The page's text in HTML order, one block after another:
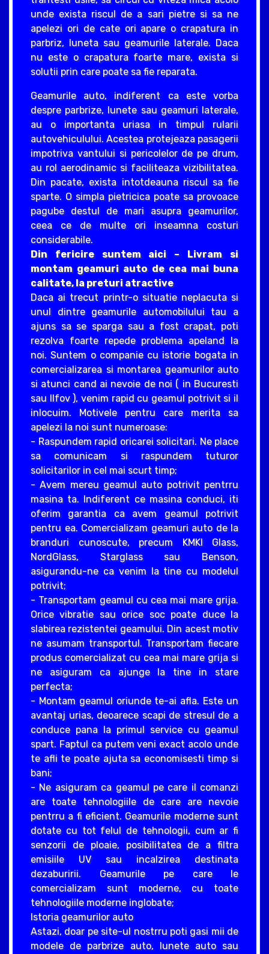
unde exista riscul de a sari pietre si sa ne
apelezi ori de cate ori apare o crapatura in
parbriz, luneta sau geamurile laterale. Daca
nu este o crapatura foarte mare, exista si
solutii prin care poate sa fie reparata.
Geamurile auto, indiferent ca este vorba
despre parbrize, lunete sau geamuri laterale,
au o importanta uriasa in timpul rularii
autovehiculului. Acestea protejeaza pasagerii
impotriva vantului si pericolelor de pe drum,
au rol aerodinamic si faciliteaza vizibilitatea.
Din pacate, exista intotdeauna riscul sa fie
sparte. O simpla pietricica poate sa provoace
pagube destul de mari asupra geamurilor,
ceea ce de multe ori inseamna costuri
considerabile.
Din fericire suntem aici – Livram si
montam geamuri auto de cea mai buna
calitate, la preturi atractive
Daca ai trecut printr-o situatie neplacuta si
unul dintre geamurile automobilului tau a
ajuns sa se sparga sau a fost crapat, poti
rezolva foarte repede problema apeland la
noi. Suntem o companie cu istorie bogata in
comercializarea si montarea geamurilor auto
si atunci cand ai nevoie de noi ( in Bucuresti
sau Ilfov ), venim rapid cu geamul potrivit si il
inlocuim. Motivele pentru care merita sa
apelezi la noi sunt numeroase:
- Raspundem rapid oricarei solicitari. Ne place
sa comunicam si raspundem tuturor
solicitarilor in cel mai scurt timp;
- Avem mereu geamul auto potrivit pentrru
masina ta. Indiferent ce masina conduci, iti
oferim garantia ca avem geamul potrivit
pentru ea. Comercializam geamuri auto de la
branduri cunoscute, precum KMKI Glass,
NordGlass, Starglass sau Benson,
asigurandu-ne ca venim la tine cu modelul
potrivit;
- Transportam geamul cu cea mai mare grija.
Orice vibratie sau orice soc poate duce la
slabirea rezistentei geamului. Din acest motiv
ne asumam transportul. Transportam fiecare
produs comercializat cu cea mai mare grija si
ne asiguram ca ajunge la tine in stare
perfecta;
- Montam geamul oriunde te-ai afla. Este un
avantaj urias, deoarece scapi de stresul de a
conduce pana la primul service cu geamul
spart. Faptul ca putem veni exact acolo unde
te afli te poate ajuta sa economisesti timp si
bani;
- Ne asiguram ca geamul pe care il comanzi
are toate tehnologiile de care are nevoie
pentrru a fi eficient. Geamurile moderne sunt
dotate cu tot felul de tehnologii, cum ar fi
senzorii de ploaie, posibilitatea de a filtra
emisiile UV sau incalzirea destinata
dezaburirii. Geamurile pe care le
comercializam sunt moderne, cu toate
tehnologiile moderne inglobate;
Istoria geamurilor auto
Astazi, doar pe site-ul nostrru poti gasi mii de
modele de parbrize auto, lunete auto sau